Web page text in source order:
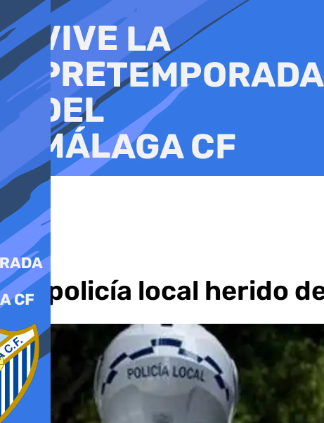
al
contenido
Un policía local herido